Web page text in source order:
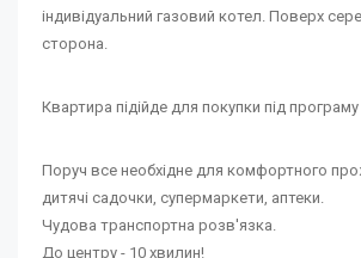
індивідуальний газовий котел. Поверх
сторона.
Квартира підійде для покупки під
Поруч все необхідне для комфортного
дитячі садочки, супермаркети, аптеки.
Чудова транспортна розв'язка.
До центру - 10 хвилин!